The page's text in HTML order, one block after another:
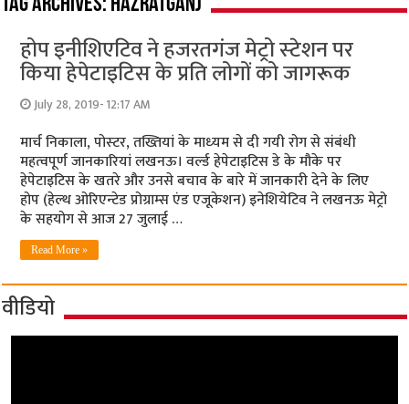
होप इनीशिएटिव ने हजरतगंज मेट्रो स्‍टेशन पर
किया हेपेटाइटिस के प्रति लोगों को जागरूक
July 28, 2019- 12:17 AM
मार्च निकाला, पोस्‍टर, तख्तियां के माध्‍यम से दी गयी रोग से संबंधी
महत्‍वपूर्ण जानकारियां लखनऊ। वर्ल्‍ड हेपेटाइटिस डे के मौके पर
हेपेटाइटिस के खतरे और उनसे बचाव के बारे में जानकारी देने के लिए
होप (हेल्‍थ ओरिएन्‍टेड प्रोग्राम्‍स एंड एजूकेशन) इनेशियेटिव ने लखनऊ मेट्रो
के सहयोग से आज 27 जुलाई …
Read More »
वीडियो